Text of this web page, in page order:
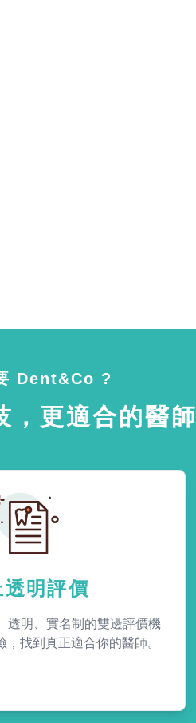
Dent&Co ?
，更適合的醫師
透明評價
透明、實名制的雙邊評價機
找到真正適合你的醫師。